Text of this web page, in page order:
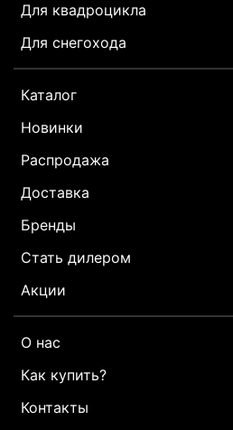
Для квадроцикла
Для снегохода
Каталог
Новинки
Распродажа
Доставка
Бренды
Стать дилером
Акции
О нас
Как купить?
Контакты